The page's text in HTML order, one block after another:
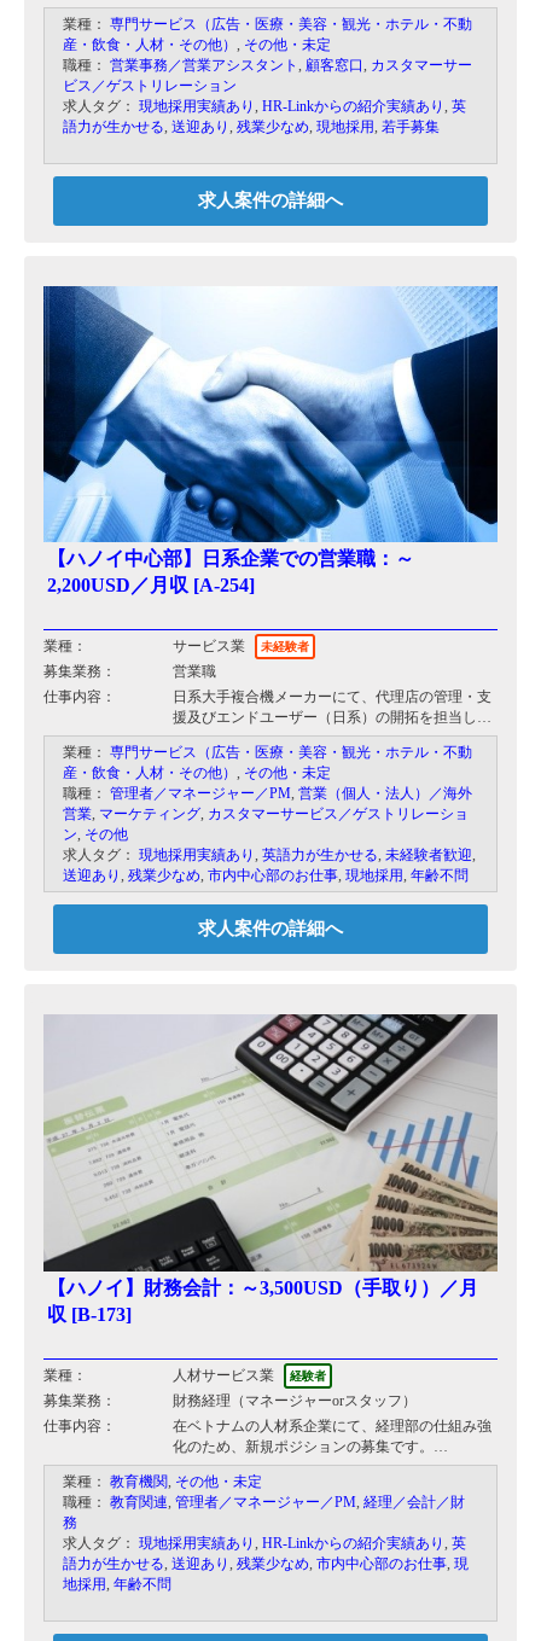
居済工場のサポートを行うお仕事です。
現担当者は16年2月末を目安に退職を予定の為、
出来るだけ早期の入社が望まれます。
【具体的には】
・日本からベトナムに視察に来た企業のアテンド
業務。
でに必要となる諸手続きのサポート業務。
・入居工場からの問い合わせ（電気、水道、通信
などに関するトラブルが多い）を受け、上司指示
・入居企業向けの親睦会、セミナー、展示会等、
業種： 専門サービス（広告・医療・美容・観光・ホテル・不動
産・飲食・人材・その他） , その他・未定
職種： 営業事務／営業アシスタント , 顧客窓口, カスタマーサー
ビス／ゲストリレーション
求人タグ： 現地採用実績あり , HR-Linkからの紹介実績あり , 英
語力が生かせる, 送迎あり , 残業少なめ, 現地採用, 若手募集
求人案件の詳細へ
【ハノイ中心部】日系企業での営業職：～
2,200USD／月収 [A-254]
業種： サービス業 未経験者
募集業務：
営業職
仕事内容：
日系大手複合機メーカーにて、代理店の管理・支
援及びエンドユーザー（日系）の開拓を担当して
頂きます。
職場や代理店対応においては日本人1名の環境な
ので、積極的に外国人とコミュニケーションを図
ることが重要です。
業種： 専門サービス（広告・医療・美容・観光・ホテル・不動
産・飲食・人材・その他）
その他・未定
職種： 管理者／マネージャー／PM 営業（個人・法人）／海外
営業 マーケティング カスタマーサービス／ゲストリレーショ
ン その他
求人タグ： 現地採用実績あり 英語力が生かせる 未経験者歓迎
送迎あり
残業少なめ 市内中心部のお仕事 現地採用 年齢不問
求人案件の詳細へ
【ハノイ】財務会計：～3,500USD（手取り）／月
収 [B-173]
業種： 人材サービス業 経験者
募集業務：
財務経理（マネージャーorスタッフ）
仕事内容：
在ベトナムの人材系企業にて、経理部の仕組み強
化のため、新規ポジションの募集です。
現在同社の海外拠点はいずれも外部の会計事務所
に一部業務を委託しているが、今後は財務経理の
仕組みを全て内省化してゆく予定。
づくりの後に、タイ・カンボジア等の統括管理本
部設置に関わって頂く可能性もあり、海外の財務
業種： 教育機関 その他・未定
職種： 教育関連 管理者／マネージャー／PM 経理／会計／財
務
求人タグ： 現地採用実績あり HR-Linkからの紹介実績あり
英
語力が生かせる 送迎あり 残業少なめ 市内中心部のお仕事 現
地採用 年齢不問